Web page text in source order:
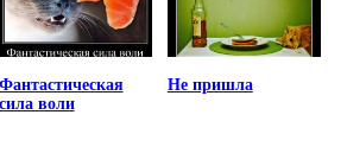
Фантастическая
сила воли
Не пришла